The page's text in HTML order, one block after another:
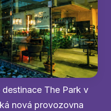
The Park v
nová provozovna